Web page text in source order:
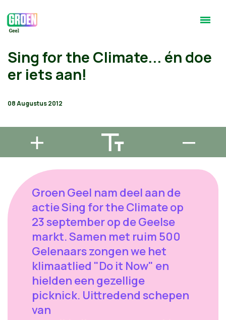
Sing for the Climate... én doe
er iets aan!
08 Augustus 2012
Groen Geel nam deel aan de
actie Sing for the Climate op
23 september op de Geelse
markt. Samen met ruim 500
Gelenaars zongen we het
klimaatlied "Do it Now" en
hielden een gezellige
picknick. Uittredend schepen
van